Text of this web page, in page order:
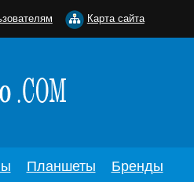
Планшеты Бренды
Карта сайта